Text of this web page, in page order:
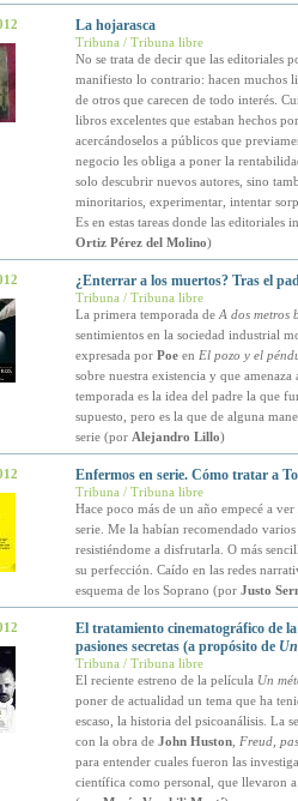
La hojarasca
Tribuna / Tribuna libre
No se trata de decir que las editoriales
manifiesto lo contrario: hacen muchos
de otros que carecen de todo interés.
libros excelentes que estaban hechos
acercándoselos a públicos que
negocio les obliga a poner la
solo descubrir nuevos autores, sino
minoritarios, experimentar, intentar
Es en estas tareas donde las editoriales
Ortiz Pérez del Molino)
¿Enterrar a los muertos? Tras el
Tribuna / Tribuna libre
La primera temporada de A dos metros
sentimientos en la sociedad industrial
expresada por Poeen El pozo y el
sobre nuestra existencia y que
temporada es la idea del padre la que
supuesto, pero es la que de alguna
serie (por Alejandro Lillo)
Enfermos en serie. Cómo tratar a
Tribuna / Tribuna libre
Hace poco más de un año empecé a ver
serie. Me la habían recomendado
resistiéndome a disfrutarla. O más
su perfección. Caído en las redes
esquema de los Soprano (por Justo
El tratamiento cinematográfico de
pasiones secretas (a propósito de
Tribuna / Tribuna libre
El reciente estreno de la película Un
poner de actualidad un tema que ha
escaso, la historia del psicoanálisis. La
con la obra de John Huston, Freud,
para entender cuales fueron las
científica como personal, que llevaron